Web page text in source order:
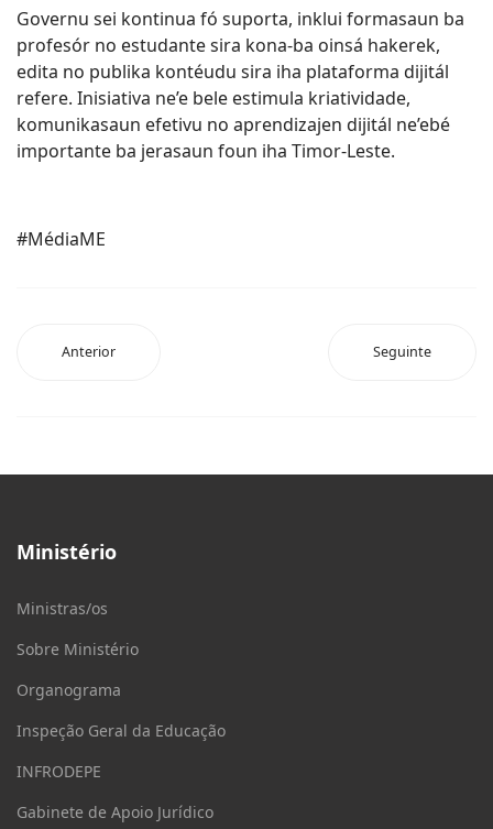
Governu sei kontinua fó suporta, inklui formasaun ba
profesór no estudante sira kona-ba oinsá hakerek,
edita no publika kontéudu sira iha plataforma dijitál
refere. Inisiativa ne’e bele estimula kriatividade,
komunikasaun efetivu no aprendizajen dijitál ne’ebé
importante ba jerasaun foun iha Timor-Leste.
#MédiaME
Anterior Seguinte
Ministério
Ministras/os
Sobre Ministério
Organograma
Inspeção Geral da Educação
INFRODEPE
Gabinete de Apoio Jurídico